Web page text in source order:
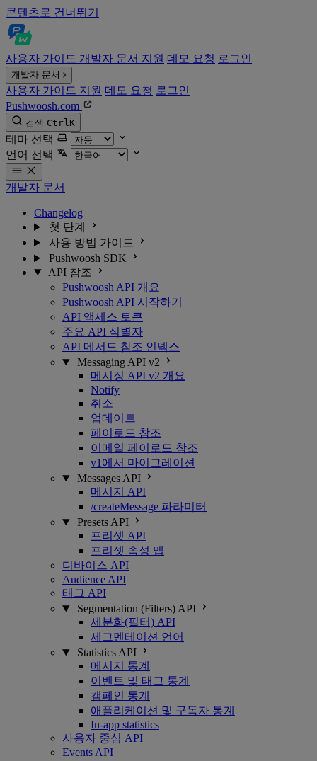
콘텐츠로 건너뛰기
사용자 가이드 개발자 문서 지원 데모 요청 로그인
개발자 문서
사용자 가이드 지원 데모 요청 로그인
Pushwoosh.com
검색 CtrlK
테마 선택
언어 선택
개발자 문서
Changelog
첫 단계
사용 방법 가이드
Pushwoosh SDK
API 참조
Pushwoosh API 개요
Pushwoosh API 시작하기
API 액세스 토큰
주요 API 식별자
API 메서드 참조 인덱스
Messaging API v2
메시징 API v2 개요
Notify
취소
업데이트
페이로드 참조
이메일 페이로드 참조
v1에서 마이그레이션
Messages API
메시지 API
/createMessage 파라미터
Presets API
프리셋 API
프리셋 속성 맵
디바이스 API
Audience API
태그 API
Segmentation (Filters) API
세분화(필터) API
세그멘테이션 언어
Statistics API
메시지 통계
이벤트 및 태그 통계
캠페인 통계
애플리케이션 및 구독자 통계
In-app statistics
사용자 중심 API
Events API